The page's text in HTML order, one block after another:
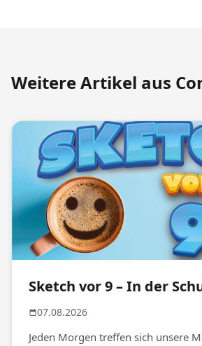
Weitere Artikel aus
Sketch vor 9 – In der
07.08.2026
Jeden Morgen treffen sich unsere